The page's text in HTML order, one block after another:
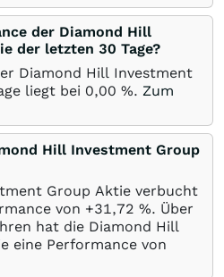
der Diamond Hill
der letzten 30 Tage?
Diamond Hill Investment
liegt bei 0,00 %. Zum
Hill Investment Group
Group Aktie verbucht
von +31,72 %. Über
hat die Diamond Hill
eine Performance von